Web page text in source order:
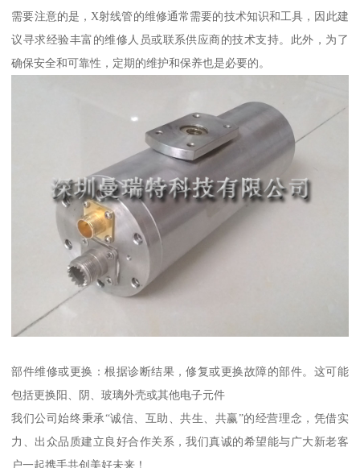
需要注意的是，X射线管的维修通常需要的技术知识和工具，因此建
议寻求经验丰富的维修人员或联系供应商的技术支持。此外，为了
确保安全和可靠性，定期的维护和保养也是必要的。
部件维修或更换：根据诊断结果，修复或更换故障的部件。这可能
包括更换阳、阴、玻璃外壳或其他电子元件
我们公司始终秉承“诚信、互助、共生、共赢”的经营理念，凭借实
力、出众品质建立良好合作关系，我们真诚的希望能与广大新老客
户一起携手共创美好未来！